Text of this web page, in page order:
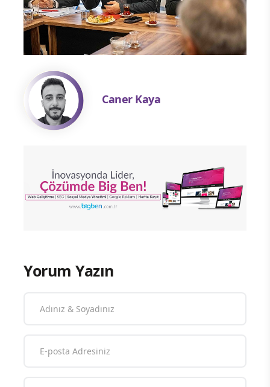
Caner Kaya
Yorum Yazın